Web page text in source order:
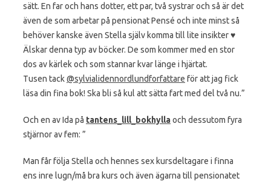
sätt. En far och hans dotter, ett par, två systrar och så är det
även de som arbetar på pensionat Pensé och inte minst så
behöver kanske även Stella själv komma till lite insikter ♥️
Älskar denna typ av böcker. De som kommer med en stor
dos av kärlek och som stannar kvar länge i hjärtat.
Tusen tack@sylvialidennordlundforfattare för att jag fick
läsa din fina bok! Ska bli så kul att sätta fart med del två nu.”
Och en av Ida på tantens_lill_bokhyllaoch dessutom fyra
stjärnor av fem: ”
Man får följa Stella och hennes sex kursdeltagare i finna
ens inre lugn/må bra kurs och även ägarna till pensionatet